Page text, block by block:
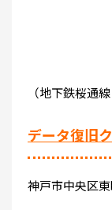
（地下鉄桜通
データ復旧
神戸市中央区